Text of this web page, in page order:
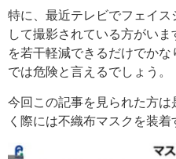
特に、最近テレビでフェイ
して撮影されている方がい
を若干軽減できるだけでか
では危険と言えるでしょう。
今回この記事を見られた方
く際には不織布マスクを装着